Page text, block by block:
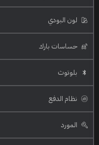
لون البودي
حساسات بارك
بلوتوث
نظام الدفع
المورد